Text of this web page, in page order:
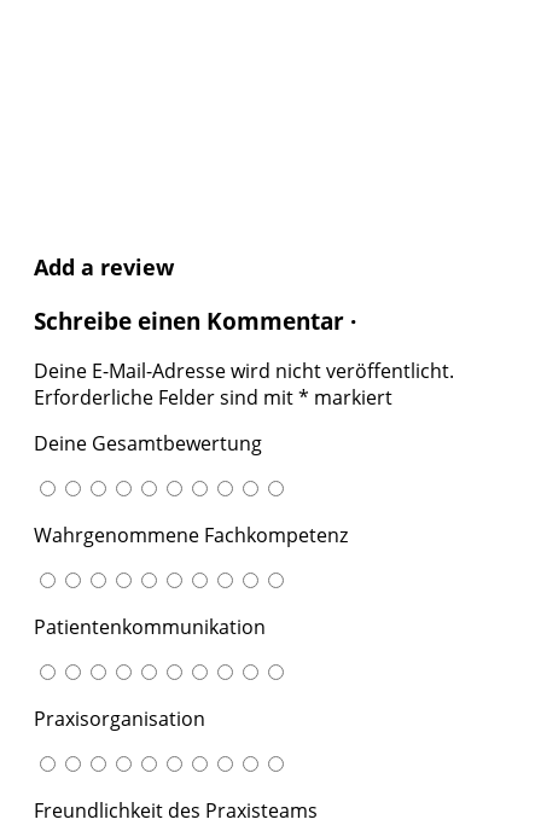
Add a review
Schreibe einen Kommentar ·
Deine E-Mail-Adresse wird nicht veröffentlicht.
Erforderliche Felder sind mit* markiert
Deine Gesamtbewertung
Wahrgenommene Fachkompetenz
Patientenkommunikation
Praxisorganisation
Freundlichkeit des Praxisteams